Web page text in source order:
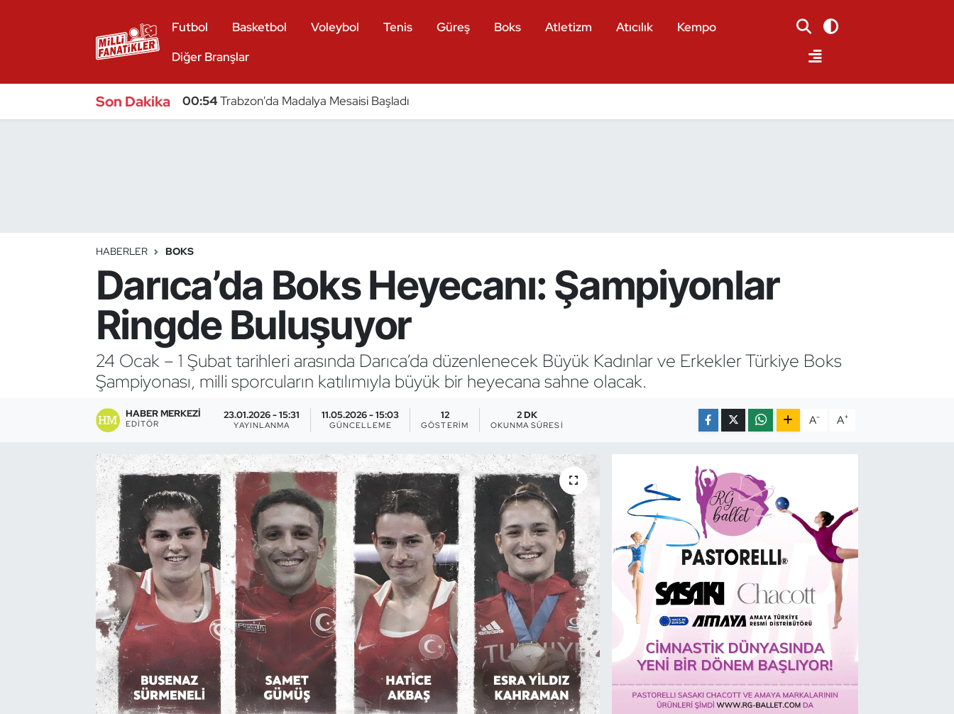
Futbol Basketbol Voleybol Tenis Güreş Boks Atletizm Atıcılık
Kempo
Diğer Branşlar
Son Dakika 00:54Trabzon'da Madalya Mesaisi Başladı
HABERLER BOKS
Darıca’da Boks Heyecanı: Şampiyonlar
Ringde Buluşuyor
24 Ocak – 1 Şubat tarihleri arasında Darıca’da düzenlenecek Büyük Kadınlar ve Erkekler Türkiye Boks
Şampiyonası, milli sporcuların katılımıyla büyük bir heyecana sahne olacak.
HABER MERKEZI
EDITÖR
23.01.2026 - 15:31
YAYINLANMA
11.05.2026 - 15:03
GÜNCELLEME
12
GÖSTERIM
2 DK
OKUNMA SÜRESI A- A+
Bocce Bowling Dart
Buz Hokeyi
Buz Pateni
Çim Hokeyi
Dans Sporları
Dövüş Sanatı